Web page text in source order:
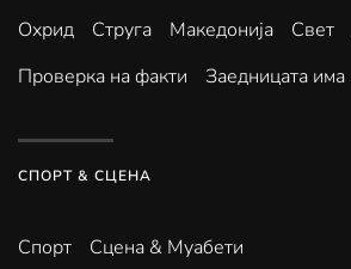
Охрид Струга Македонија Свет
Проверка на факти
Заедницата
СПОРТ & СЦЕНА
Спорт Сцена & Муабети